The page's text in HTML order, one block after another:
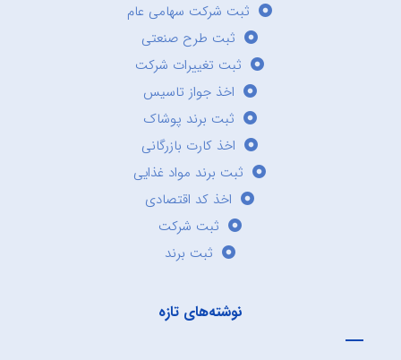
ثبت شرکت سهامی عام
ثبت طرح صنعتی
ثبت تغییرات شرکت
اخذ جواز تاسیس
ثبت برند پوشاک
اخذ کارت بازرگانی
ثبت برند مواد غذایی
اخذ کد اقتصادی
ثبت شرکت
ثبت برند
نوشته‌های تازه